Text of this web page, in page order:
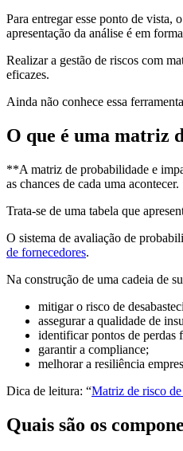
Para entregar esse ponto de vista,
apresentação da análise é em
Realizar a gestão de riscos com
eficazes.
Ainda não conhece essa
O que é uma matriz
**A matriz de probabilidade e
as chances de cada uma
Trata-se de uma tabela que
O sistema de avaliação de
de fornecedores.
Na construção de uma cadeia de
mitigar o risco de
assegurar a qualidade de
identificar pontos de perdas
garantir a compliance;
melhorar a resiliência
Dica de leitura: “Matriz de risco
Quais são os